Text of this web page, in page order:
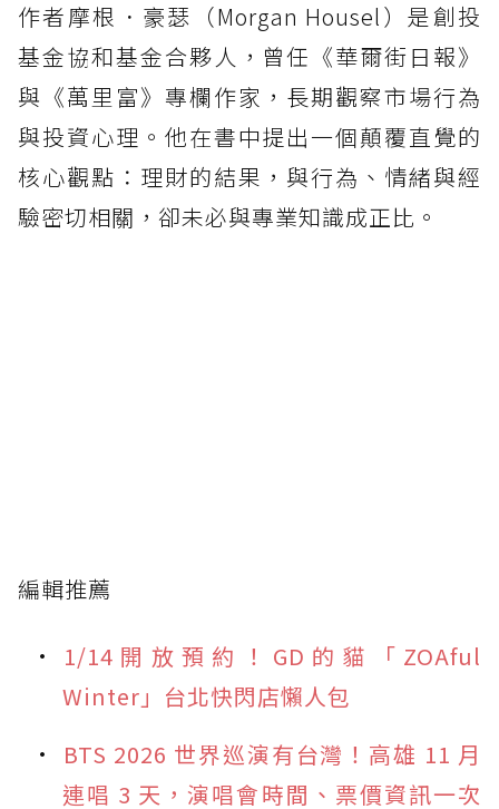
作者摩根．豪瑟（Morgan Housel）是創投
基金協和基金合夥人，曾任《華爾街日報》
與《萬里富》專欄作家，長期觀察市場行為
與投資心理。他在書中提出一個顛覆直覺的
核心觀點：理財的結果，與行為、情緒與經
驗密切相關，卻未必與專業知識成正比。
編輯推薦
1/14開放預約！GD的貓「ZOAful
Winter」台北快閃店懶人包
BTS 2026 世界巡演有台灣！高雄 11 月
連唱 3 天，演唱會時間、票價資訊一次